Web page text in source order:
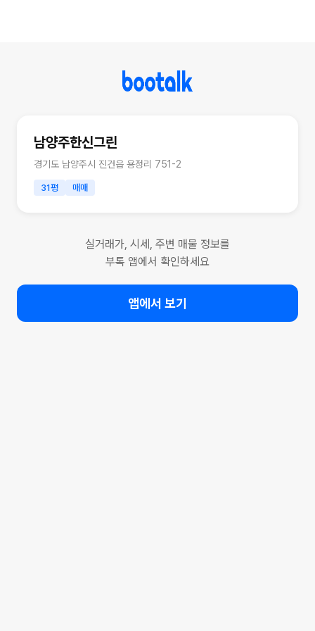
남양주한신그린
경기도 남양주시 진건읍 용정리 751-2
31평 매매
실거래가, 시세, 주변 매물 정보를
부톡 앱에서 확인하세요
앱에서 보기